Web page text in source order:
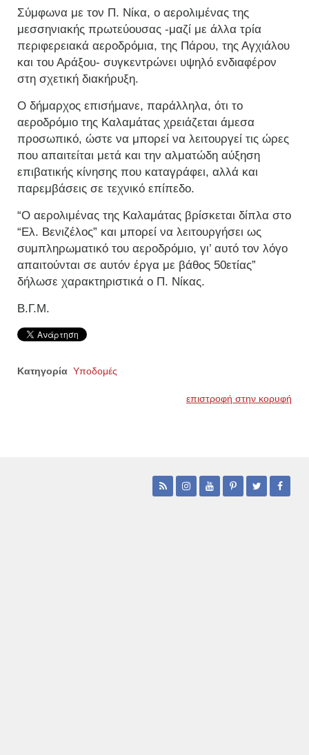
Σύμφωνα με τον Π. Νίκα, ο αερολιμένας της
μεσσηνιακής πρωτεύουσας -μαζί με άλλα τρία
περιφερειακά αεροδρόμια, της Πάρου, της Αγχιάλου
και του Αράξου- συγκεντρώνει υψηλό ενδιαφέρον
στη σχετική διακήρυξη.
Ο δήμαρχος επισήμανε, παράλληλα, ότι το
αεροδρόμιο της Καλαμάτας χρειάζεται άμεσα
προσωπικό, ώστε να μπορεί να λειτουργεί τις ώρες
που απαιτείται μετά και την αλματώδη αύξηση
επιβατικής κίνησης που καταγράφει, αλλά και
παρεμβάσεις σε τεχνικό επίπεδο.
“Ο αερολιμένας της Καλαμάτας βρίσκεται δίπλα στο
“Ελ. Βενιζέλος” και μπορεί να λειτουργήσει ως
συμπληρωματικό του αεροδρόμιο, γι’ αυτό τον λόγο
απαιτούνται σε αυτόν έργα με βάθος 50ετίας”
δήλωσε χαρακτηριστικά ο Π. Νίκας.
Β.Γ.Μ.
Κατηγορία Υποδομές
επιστροφή στην κορυφή